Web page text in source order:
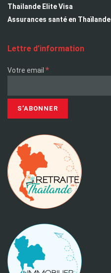
Thailande Elite Visa
Assurances santé en Thaïlande
Lettre d’information
Votre email *